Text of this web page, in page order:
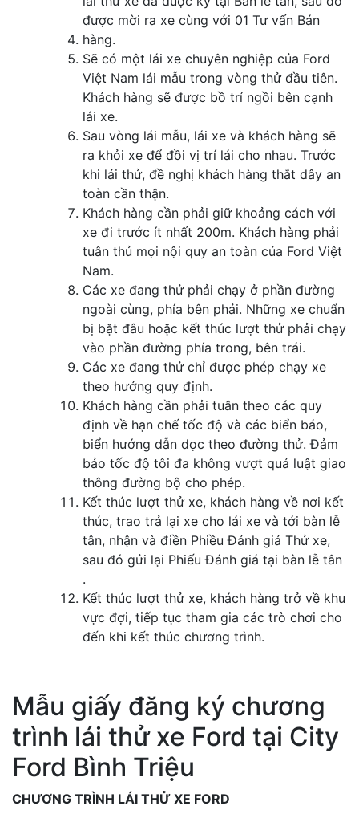
được mời ra xe cùng với 01 Tư vấn Bán
hàng.
Sẽ có một lái xe chuyên nghiệp của Ford
Việt Nam lái mẫu trong vòng thử đầu tiên.
Khách hàng sẽ được bồ trí ngồi bên cạnh
lái xe.
Sau vòng lái mẫu, lái xe và khách hàng sẽ
ra khỏi xe để đồi vị trí lái cho nhau. Trước
khi lái thử, đề nghị khách hàng thắt dây an
toàn cần thận.
Khách hàng cần phải giữ khoảng cách với
xe đi trước ít nhất 200m. Khách hàng phải
tuân thủ mọi nội quy an toàn của Ford Việt
Nam.
Các xe đang thử phải chạy ở phần đường
ngoài cùng, phía bên phải. Những xe chuẩn
bị bặt đâu hoặc kết thúc lượt thử phải chạy
vào phần đường phía trong, bên trái.
Các xe đang thử chỉ được phép chạy xe
theo hướng quy định.
Khách hàng cần phải tuân theo các quy
định về hạn chế tốc độ và các biển báo,
biển hướng dẫn dọc theo đường thử. Đảm
bảo tốc độ tôi đa không vượt quá luật giao
thông đường bộ cho phép.
Kết thúc lượt thử xe, khách hàng về nơi kết
thúc, trao trả lại xe cho lái xe và tới bàn lễ
tân, nhận và điền Phiều Đánh giá Thử xe,
sau đó gửi lại Phiếu Đánh giá tại bàn lễ tân
.
Kết thúc lượt thử xe, khách hàng trở về khu
vực đợi, tiếp tục tham gia các trò chơi cho
đến khi kết thúc chương trình.
Mẫu giấy đăng ký chương
trình lái thử xe Ford tại City
Ford Bình Triệu
CHƯƠNG TRÌNH LÁI THỬ XE FORD